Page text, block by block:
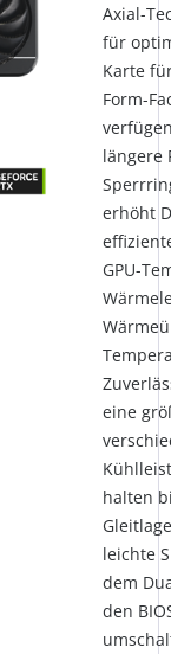
Axial-
für
Karte
Form-
längere
erhöht
GPU-
eine
halten
leichte
dem
den